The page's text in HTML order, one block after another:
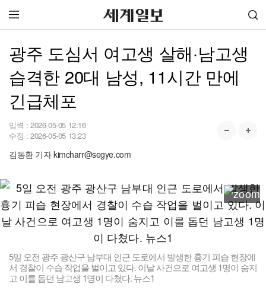
광주 도심서 여고생 살해·남고생
습격한 20대 남성, 11시간 만에
긴급체포
입력 : 2026-05-05 12:16
수정 : 2026-05-05 13:23
김동환 기자 kimcharr@segye.com
5일 오전 광주 광산구 남부대 인근 도로에서 발생한 흉기 피습 현장에
서 경찰이 수습 작업을 벌이고 있다. 이날 사건으로 여고생 1명이 숨지
고 이를 돕던 남고생 1명이 다쳤다. 뉴스1